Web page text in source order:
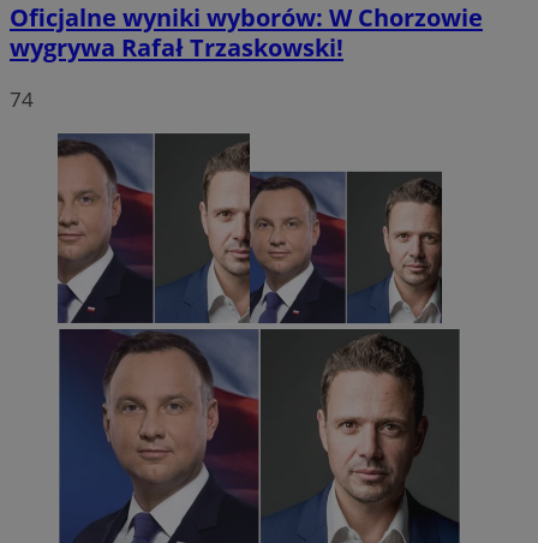
Oficjalne wyniki wyborów: W Chorzowie
wygrywa Rafał Trzaskowski!
74